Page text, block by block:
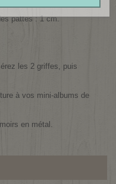
pattes : 1 cm.
les 2 griffes, puis
à vos mini-albums de
en métal.